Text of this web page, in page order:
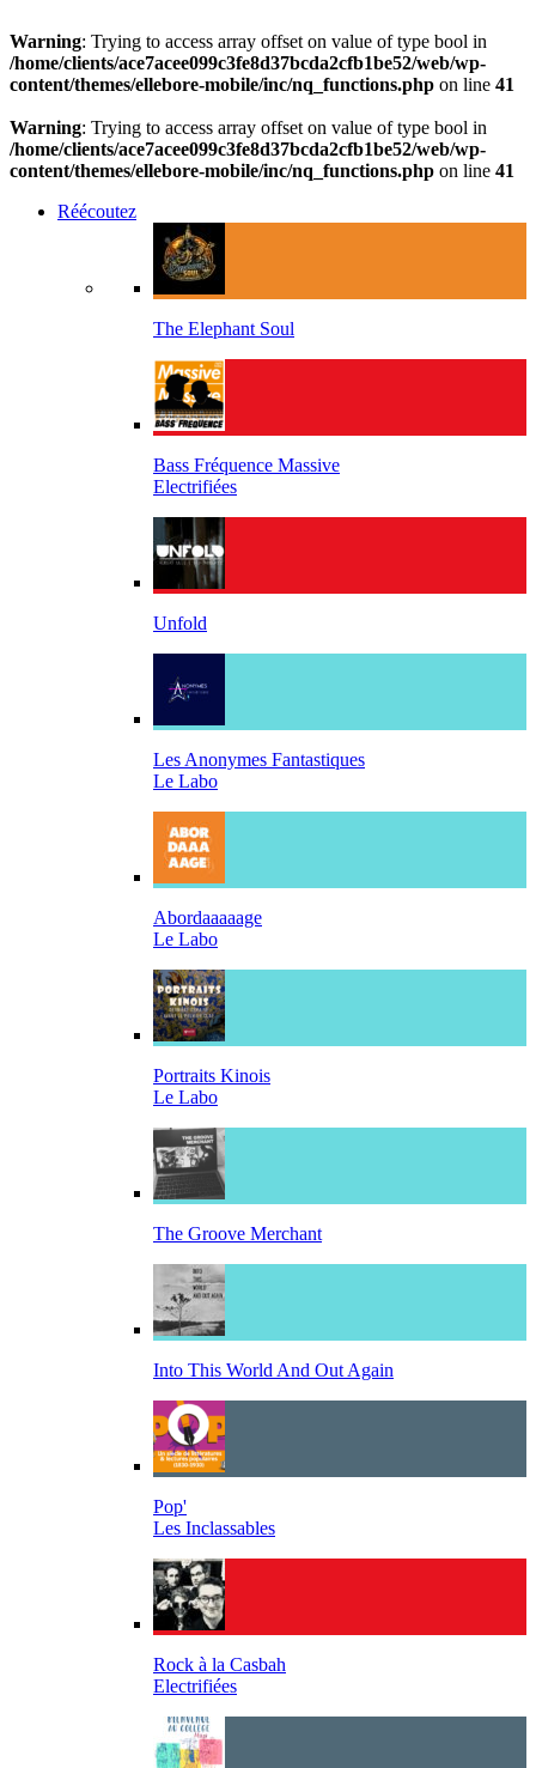
Warning: Trying to access array offset on value of type bool in
/home/clients/ace7acee099c3fe8d37bcda2cfb1be52/web/wp-
content/themes/ellebore-mobile/inc/nq_functions.php on line 41
Warning: Trying to access array offset on value of type bool in
/home/clients/ace7acee099c3fe8d37bcda2cfb1be52/web/wp-
content/themes/ellebore-mobile/inc/nq_functions.php on line 41
Réécoutez
The Elephant Soul
Bass Fréquence Massive
Electrifiées
Unfold
Les Anonymes Fantastiques
Le Labo
Abordaaaaage
Le Labo
Portraits Kinois
Le Labo
The Groove Merchant
Into This World And Out Again
Pop'
Les Inclassables
Rock à la Casbah
Electrifiées